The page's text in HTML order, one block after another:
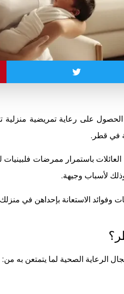
على رعاية تمريضية منزلية
في قطر.
باستمرار ممرضات فلبينيات
لأسباب وجيهة.
وفوائد الاستعانة بإحداهن في
الرعاية الصحية لما يتمتعن به من: